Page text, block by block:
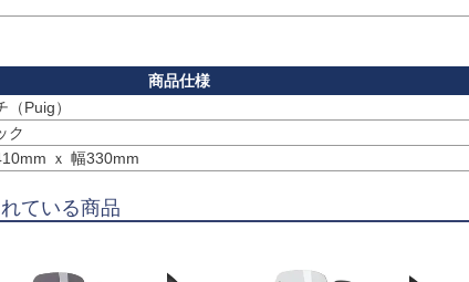
（Puig）
ク
ｘ 幅330mm
ている商品